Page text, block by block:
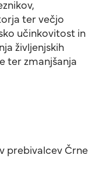
ter večjo
učinkovitost in
življenjskih
ter zmanjšanja
prebivalcev Črne